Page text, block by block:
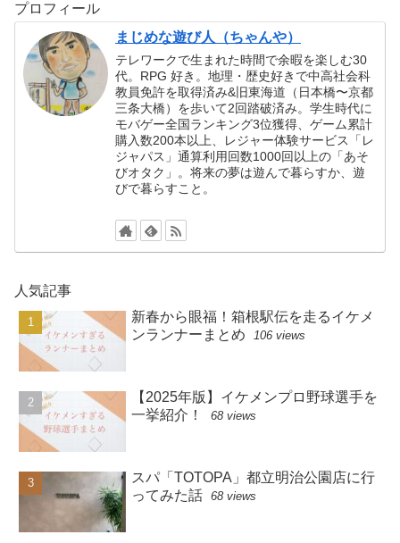
プロフィール
まじめな遊び人（ちゃんや）
テレワークで生まれた時間で余暇を楽しむ30
代。RPG 好き。地理・歴史好きで中高社会科
教員免許を取得済み&旧東海道（日本橋〜京都
三条大橋）を歩いて2回踏破済み。学生時代に
モバゲー全国ランキング3位獲得、ゲーム累計
購入数200本以上、レジャー体験サービス「レ
ジャパス」通算利用回数1000回以上の「あそ
びオタク」。将来の夢は遊んで暮らすか、遊
びで暮らすこと。
人気記事
新春から眼福！箱根駅伝を走るイケメ
ンランナーまとめ
106 views
【2025年版】イケメンプロ野球選手を
一挙紹介！
68 views
スパ「TOTOPA」都立明治公園店に行
ってみた話
68 views